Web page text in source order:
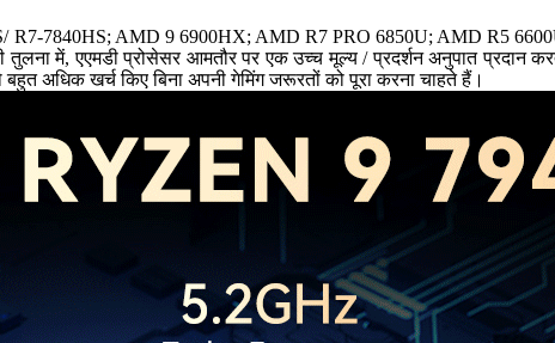
R7-7840HS; AMD 9 6900HX; AMD R7 PRO 6850U; AMD R5
तुलना में, एएमडी प्रोसेसर आमतौर पर एक उच्च मूल्य / प्रदर्शन अनुपात प्रदान
अधिक खर्च किए बिना अपनी गेमिंग जरूरतों को पूरा करना चाहते हैं।